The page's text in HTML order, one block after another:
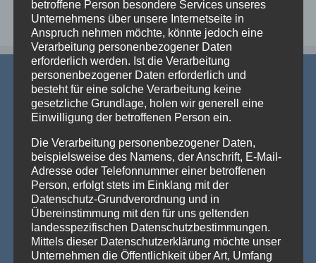
AKTUELLE NEWS
💡 Messehallen sind riesig, die Decken extrem hoch
– Wenn die Technik verschwindet und die Marken
strahlen – Traversenhussen
Traversenhussen: Die elegante Lösung für technische Konstruktionen
Wer hier einen [...]
Weiterlesen »
betroffene Person besondere Services unseres
Unternehmens über unsere Internetseite in
Anspruch nehmen möchte, könnte jedoch eine
Verarbeitung personenbezogener Daten
erforderlich werden. Ist die Verarbeitung
personenbezogener Daten erforderlich und
besteht für eine solche Verarbeitung keine
gesetzliche Grundlage, holen wir generell eine
Einwilligung der betroffenen Person ein.
Die Verarbeitung personenbezogener Daten,
beispielsweise des Namens, der Anschrift, E-Mail-
Adresse oder Telefonnummer einer betroffenen
Person, erfolgt stets im Einklang mit der
Datenschutz-Grundverordnung und in
Übereinstimmung mit den für uns geltenden
landesspezifischen Datenschutzbestimmungen.
Mittels dieser Datenschutzerklärung möchte unser
Unternehmen die Öffentlichkeit über Art, Umfang